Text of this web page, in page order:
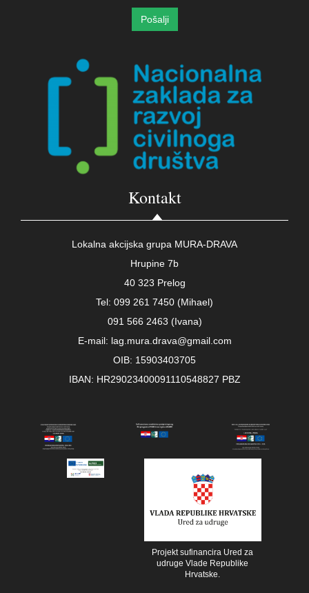
Kontakt
Lokalna akcijska grupa MURA-DRAVA
Hrupine 7b
40 323 Prelog
Tel: 099 261 7450 (Mihael)
091 566 2463 (Ivana)
E-mail: lag.mura.drava@gmail.com
OIB: 15903403705
IBAN: HR29023400091110548827 PBZ
Projekt sufinancira Ured za
udruge Vlade Republike
Hrvatske.